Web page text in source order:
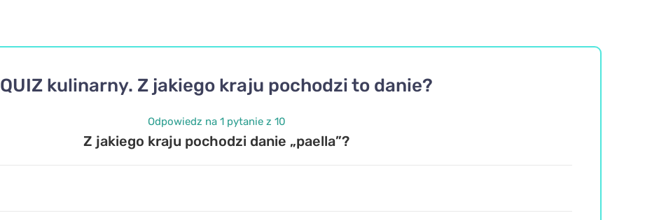
QUIZ kulinarny. Z jakiego kraju pochodzi to danie?
Odpowiedz na 1 pytanie z 10
Z jakiego kraju pochodzi danie „paella”?